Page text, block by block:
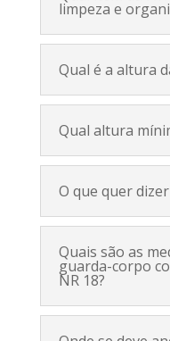
limpeza e
Qual é a altura
Qual altura
O que quer
Quais são as
guarda-corpo
NR 18?